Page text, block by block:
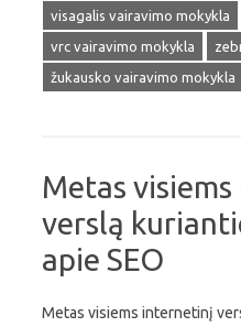
visagalis vairavimo mokykla
vrc vairavimo mokykla
žukausko vairavimo mokykla
Metas
verslą
apie SEO
Metas visiems internetinį